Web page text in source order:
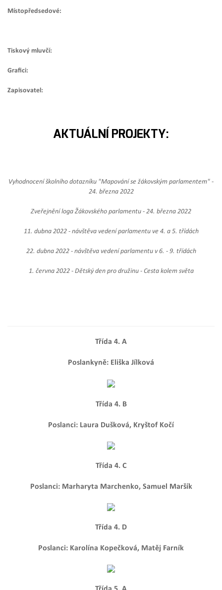
Místopředsedové:
Tiskový mluvčí:
Grafici:
Zapisovatel:
AKTUÁLNÍ PROJEKTY:
Vyhodnocení školního dotazníku "Mapování se žákovským parlamentem" -
24. března 2022
Zveřejnění loga Žákovského parlamentu - 24. března 2022
11. dubna 2022 - návštěva vedení parlamentu ve 4. a 5. třídách
22. dubna 2022 - návštěva vedení parlamentu v 6. - 9. třídách
1. června 2022 - Dětský den pro družinu - Cesta kolem světa
Třída 4. A
Poslankyně: Eliška Jílková
Třída 4. B
Poslanci: Laura Dušková, Kryštof Kočí
Třída 4. C
Poslanci: Marharyta Marchenko, Samuel Maršík
Třída 4. D
Poslanci: Karolína Kopečková, Matěj Farník